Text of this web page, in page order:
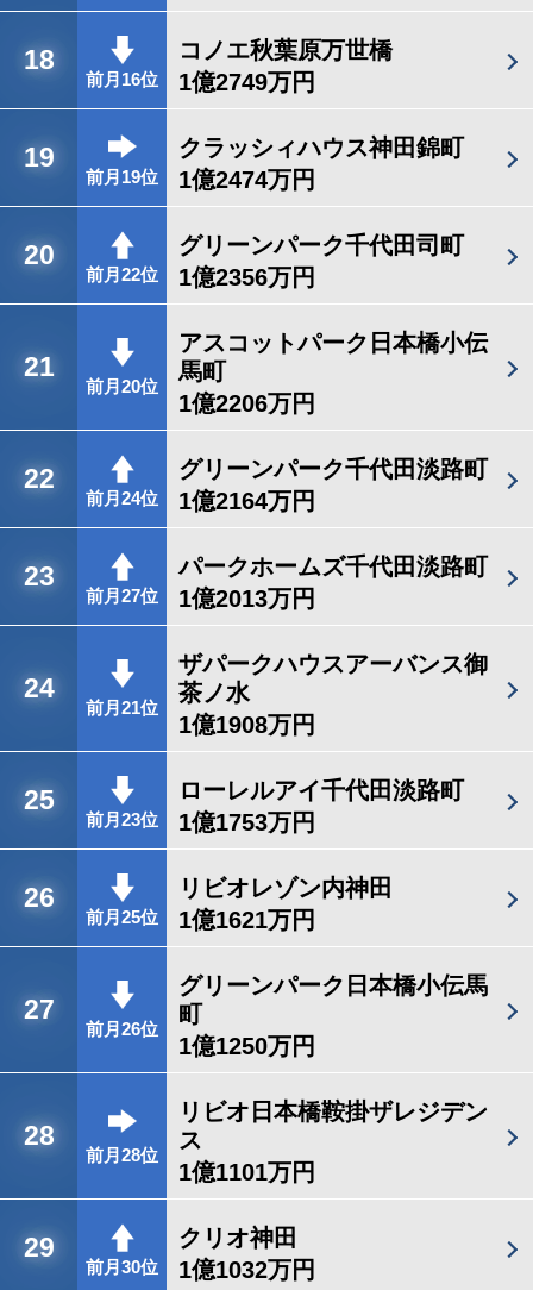
18
前月16位
コノエ秋葉原万世橋
1億2749万円
19
前月19位
クラッシィハウス神田錦町
1億2474万円
20
前月22位
グリーンパーク千代田司町
1億2356万円
21
前月20位
アスコットパーク日本橋小伝
馬町
1億2206万円
22
前月24位
グリーンパーク千代田淡路町
1億2164万円
23
前月27位
パークホームズ千代田淡路町
1億2013万円
24
前月21位
ザパークハウスアーバンス御
茶ノ水
1億1908万円
25
前月23位
ローレルアイ千代田淡路町
1億1753万円
26
前月25位
リビオレゾン内神田
1億1621万円
27
前月26位
グリーンパーク日本橋小伝馬
町
1億1250万円
28
前月28位
リビオ日本橋鞍掛ザレジデン
ス
1億1101万円
29
前月30位
クリオ神田
1億1032万円